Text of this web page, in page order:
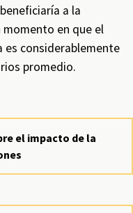
a la
momento en que el
es considerablemente
promedio.
el impacto de la